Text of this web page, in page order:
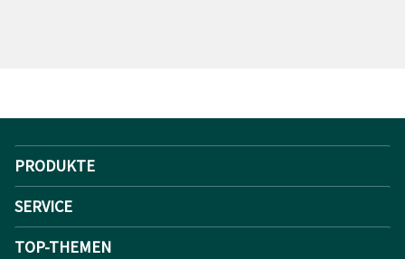
PRODUKTE
SERVICE
TOP-THEMEN